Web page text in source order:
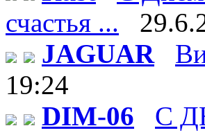
счастья ...
JAGUAR
19:24
DIM-06
С